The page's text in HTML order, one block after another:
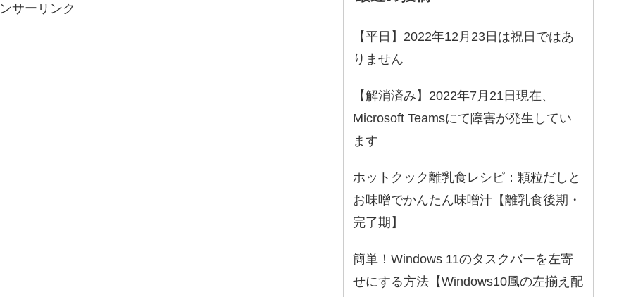
サーリンク
【平日】2022年12月23日は祝日ではあ
りません
【解消済み】2022年7月21日現在、
Microsoft Teamsにて障害が発生してい
ます
ホットクック離乳食レシピ：顆粒だしと
お味噌でかんたん味噌汁【離乳食後期・
完了期】
簡単！Windows 11のタスクバーを左寄
せにする方法【Windows10風の左揃え配